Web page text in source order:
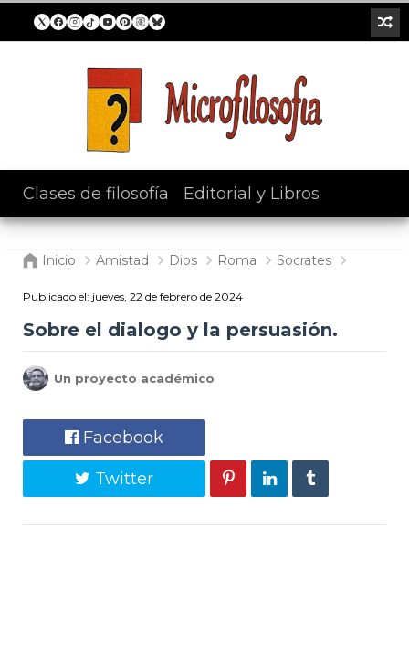
Clases de filosofía Editorial y Libros
Inicio Amistad Dios Roma Socrates
Publicado el: jueves, 22 de febrero de 2024
Sobre el dialogo y la persuasión.
Un proyecto académico
Facebook
Twitter